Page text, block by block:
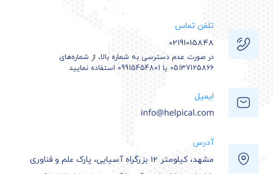
تلفن تماس
02191015848
در صورت عدم دسترسی به شماره بالا، از شماره‌های
05137125866 یا 09915454801 استفاده نمایید
ایمیل
آدرس
مشهد، کیلومتر 12 بزرگراه آسیایی، پارک علم و فناوری